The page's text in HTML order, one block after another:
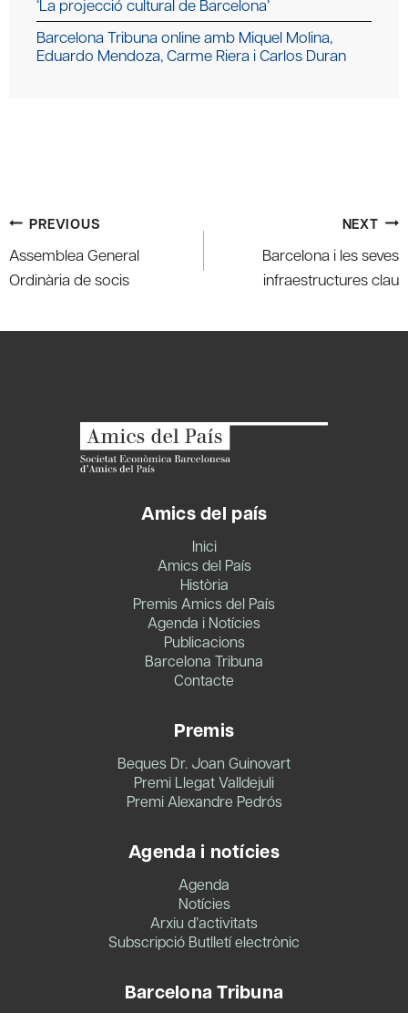
‘La projecció cultural de Barcelona’
Barcelona Tribuna online amb Miquel Molina,
Eduardo Mendoza, Carme Riera i Carlos Duran
Post
navigation
PREVIOUS
Assemblea General
Ordinària de socis
NEXT
Barcelona i les seves
infraestructures clau
Amics del país
Inici
Amics del País
Història
Premis Amics del País
Agenda i Notícies
Publicacions
Barcelona Tribuna
Contacte
Premis
Beques Dr. Joan Guinovart
Premi Llegat Valldejuli
Premi Alexandre Pedrós
Agenda i notícies
Agenda
Notícies
Arxiu d’activitats
Subscripció Butlletí electrònic
Barcelona Tribuna